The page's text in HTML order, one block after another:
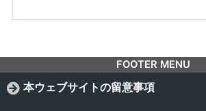
FOOTER MENU
本ウェブサイトの留意事項